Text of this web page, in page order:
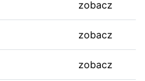
zobacz
zobacz
zobacz